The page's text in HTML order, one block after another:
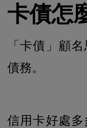
卡債怎
「卡債」顧
債務。
信用卡好處多